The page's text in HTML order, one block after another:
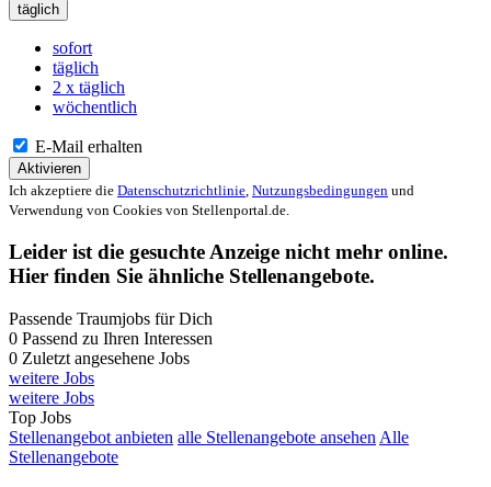
täglich
sofort
täglich
2 x täglich
wöchentlich
E-Mail erhalten
Aktivieren
Ich akzeptiere die Datenschutzrichtlinie, Nutzungsbedingungen und
Verwendung von Cookies von Stellenportal.de.
Leider ist die gesuchte Anzeige nicht mehr online.
Hier finden Sie ähnliche Stellenangebote.
Passende Traumjobs für Dich
0 Passend zu Ihren Interessen
0 Zuletzt angesehene Jobs
weitere Jobs
weitere Jobs
Top Jobs
Stellenangebot anbieten alle Stellenangebote ansehen Alle
Stellenangebote